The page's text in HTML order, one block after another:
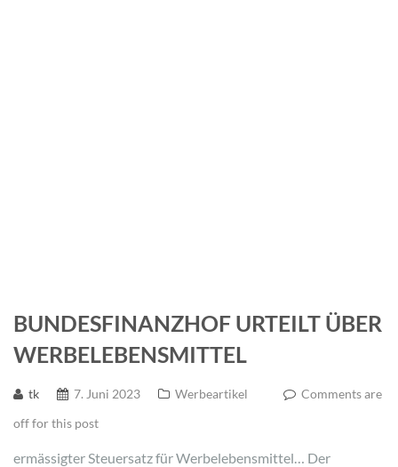
BUNDESFINANZHOF URTEILT ÜBER
WERBELEBENSMITTEL
tk 7. Juni 2023 Werbeartikel
Comments are
off for this post
ermässigter Steuersatz für Werbelebensmittel… Der